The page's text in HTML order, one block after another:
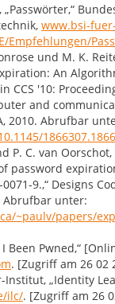
www.bsi-fuer-
Empfehlungen/
und M. K.
An
CCS '10:
and
2010. Abrufbar
C. van Oorschot,
password
9.,“ Designs
Abrufbar unter:
~paulv/papers/
Pwned,“
. [Zugriff am 26 02
„Identity
ilc/. [Zugriff am 26